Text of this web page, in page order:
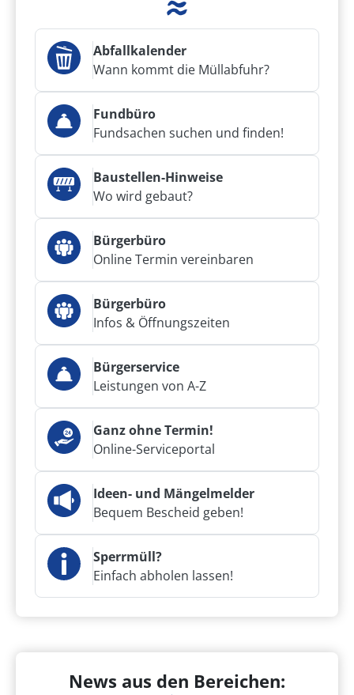
Abfallkalender
Wann kommt die Müllabfuhr?
Fundbüro
Fundsachen suchen und finden!
Baustellen-Hinweise
Wo wird gebaut?
Bürgerbüro
Online Termin vereinbaren
Bürgerbüro
Infos & Öffnungszeiten
Bürgerservice
Leistungen von A-Z
Ganz ohne Termin!
Online-Serviceportal
Ideen- und Mängelmelder
Bequem Bescheid geben!
Sperrmüll?
Einfach abholen lassen!
News aus den Bereichen: